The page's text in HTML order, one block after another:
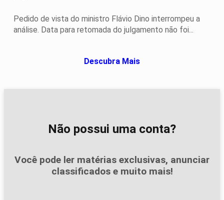
Pedido de vista do ministro Flávio Dino interrompeu a
análise. Data para retomada do julgamento não foi...
Descubra Mais
Não possui uma conta?
Você pode ler matérias exclusivas, anunciar
classificados e muito mais!